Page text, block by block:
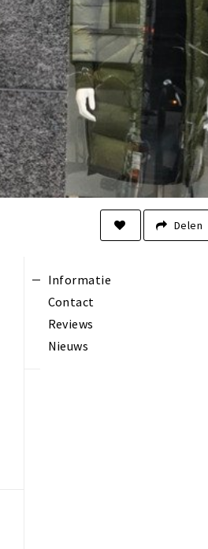
Delen
Informatie
Contact
Reviews
Nieuws